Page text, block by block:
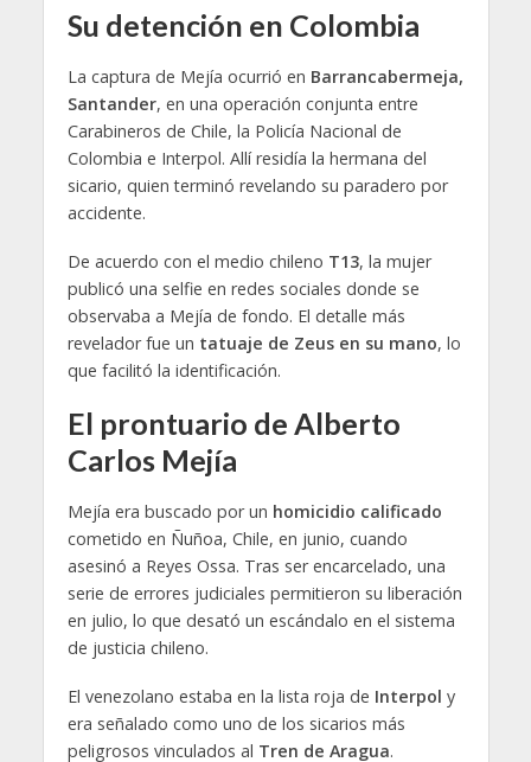
Su detención en Colombia
La captura de Mejía ocurrió en Barrancabermeja,
Santander, en una operación conjunta entre
Carabineros de Chile, la Policía Nacional de
Colombia e Interpol. Allí residía la hermana del
sicario, quien terminó revelando su paradero por
accidente.
De acuerdo con el medio chileno T13, la mujer
publicó una selfie en redes sociales donde se
observaba a Mejía de fondo. El detalle más
revelador fue un tatuaje de Zeus en su mano, lo
que facilitó la identificación.
El prontuario de Alberto
Carlos Mejía
Mejía era buscado por un homicidio calificado
cometido en Ñuñoa, Chile, en junio, cuando
asesinó a Reyes Ossa. Tras ser encarcelado, una
serie de errores judiciales permitieron su liberación
en julio, lo que desató un escándalo en el sistema
de justicia chileno.
El venezolano estaba en la lista roja de Interpol y
era señalado como uno de los sicarios más
peligrosos vinculados al Tren de Aragua.